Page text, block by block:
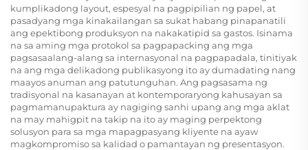
kumplikadong layout, espesyal na pagpipilian ng papel, at
pasadyang mga kinakailangan sa sukat habang pinapanatili
ang epektibong produksyon na nakakatipid sa gastos. Isinama
na sa aming mga protokol sa pagpapacking ang mga
pagsasaalang-alang sa internasyonal na pagpapadala, tinitiyak
na ang mga delikadong publikasyong ito ay dumadating nang
maayos anuman ang patutunguhan. Ang pagsasama ng
tradisyonal na kasanayan at kontemporaryong kahusayan sa
pagmamanupaktura ay nagiging sanhi upang ang mga aklat
na may mahigpit na takip na ito ay maging perpektong
solusyon para sa mga mapagpasyang kliyente na ayaw
magkompromiso sa kalidad o pamantayan ng presentasyon.